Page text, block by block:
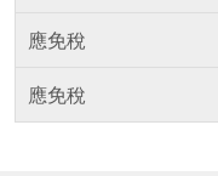
應免稅
應免稅